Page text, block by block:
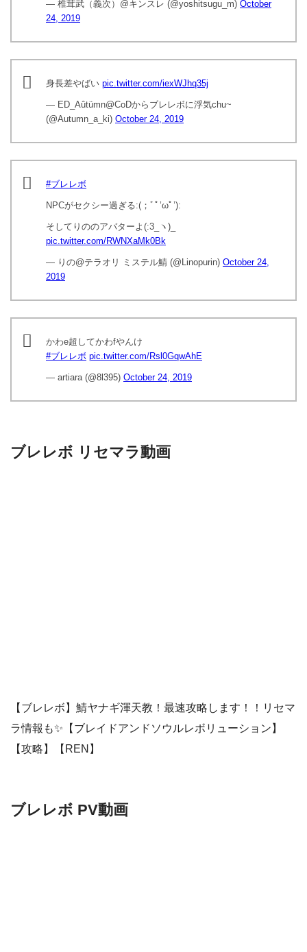
— 椎茸武（義次）@キンスレ (@yoshitsugu_m) October
24, 2019
身長差やばい pic.twitter.com/iexWJhq35j
— ED_Aûtümn@CoDからブレレボに浮気chu~
(@Autumn_a_ki) October 24, 2019
#ブレレボ
NPCがセクシー過ぎる:(；ﾞﾟ’ωﾟ’):
そしてりののアバターよ(:3_ヽ)_
pic.twitter.com/RWNXaMk0Bk
— りの@テラオリ ミステル鯖 (@Linopurin) October 24,
2019
かわe超してかわfやんけ
#ブレレボ pic.twitter.com/Rsl0GqwAhE
— artiara (@8l395) October 24, 2019
ブレレボ リセマラ動画
【ブレレボ】鯖ヤナギ渾天教！最速攻略します！！リセマ
ラ情報も✨【ブレイドアンドソウルレボリューション】
【攻略】【REN】
ブレレボ PV動画